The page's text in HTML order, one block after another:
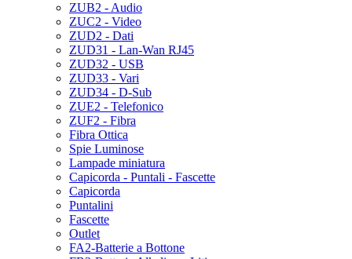
ZUB2 - Audio
ZUC2 - Video
ZUD2 - Dati
ZUD31 - Lan-Wan RJ45
ZUD32 - USB
ZUD33 - Vari
ZUD34 - D-Sub
ZUE2 - Telefonico
ZUF2 - Fibra
Fibra Ottica
Spie Luminose
Lampade miniatura
Capicorda - Puntali - Fascette
Capicorda
Puntalini
Fascette
Outlet
FA2-Batterie a Bottone